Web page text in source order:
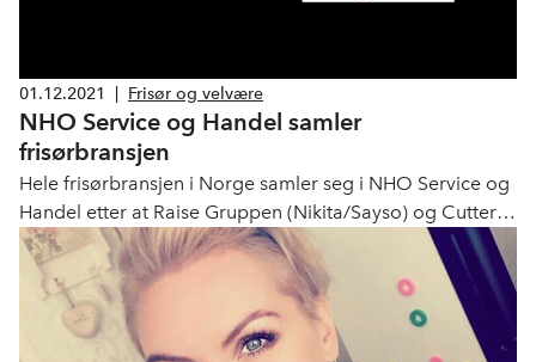
01.12.2021 Frisør og velvære
NHO Service og Handel samler
frisørbransjen
Hele frisørbransjen i Norge samler seg i NHO Service og
Handel etter at Raise Gruppen (Nikita/Sayso) og Cutters
melder overgang til Norske Frisør og Velværebedrifter
(NFVB).